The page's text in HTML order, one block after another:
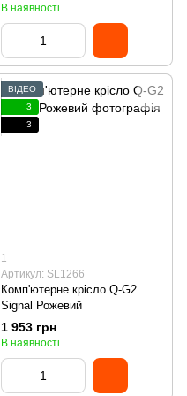
В наявності
ВІДЕО
3
3
1
Артикул: SL1266
Комп'ютерне крісло Q-G2
Signal Рожевий
1 953 грн
В наявності